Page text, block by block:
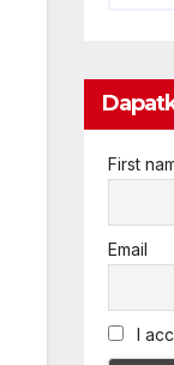
First
Email
I